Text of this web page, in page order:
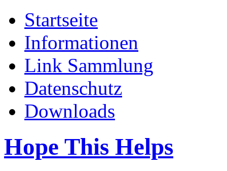
Startseite
Informationen
Link Sammlung
Datenschutz
Downloads
Hope This Helps